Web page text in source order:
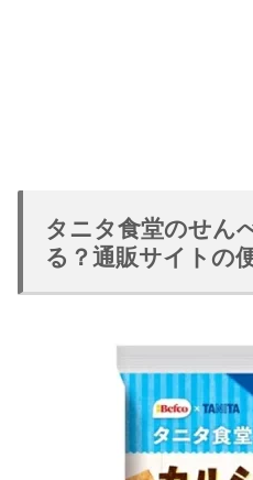
タニタ食堂のせん
る？通販サイトの